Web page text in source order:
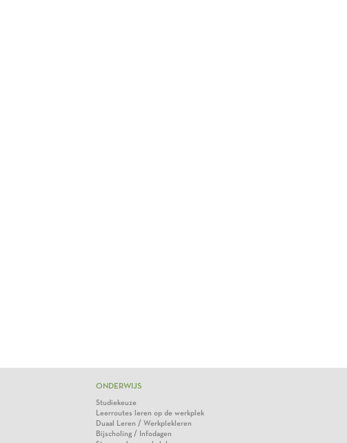
ONDERWIJS
Studiekeuze
Leerroutes leren op de werkplek
Duaal Leren / Werkplekleren
Bijscholing / Infodagen